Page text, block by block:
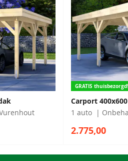
GRATIS thuisbezorgd!
Carport
1 auto
2.775,00